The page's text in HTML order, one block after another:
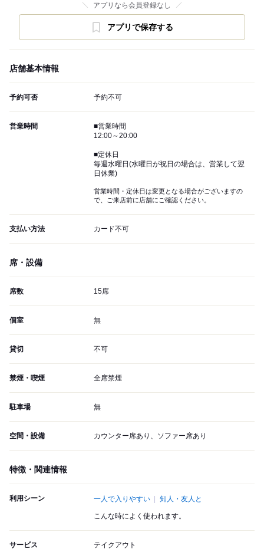
アプリなら会員登録なし
アプリで保存する
店舗基本情報
予約可否 予約不可
営業時間
■営業時間
12:00～20:00
■定休日
毎週水曜日(水曜日が祝日の場合は、営業して翌
日休業)
営業時間・定休日は変更となる場合がございますの
で、ご来店前に店舗にご確認ください。
支払い方法 カード不可
席・設備
席数 15席
個室 無
貸切 不可
禁煙・喫煙 全席禁煙
駐車場 無
空間・設備 カウンター席あり、ソファー席あり
特徴・関連情報
利用シーン 一人で入りやすい 知人・友人と
こんな時によく使われます。
サービス テイクアウト